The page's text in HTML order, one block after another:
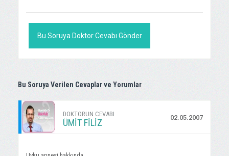
Bu Soruya Doktor Cevabı Gönder
Bu Soruya Verilen Cevaplar ve Yorumlar
DOKTORUN CEVABI
ÜMIT FİLİZ 02.05.2007